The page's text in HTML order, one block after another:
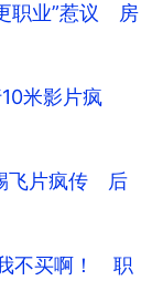
职业”惹议 房
米影片疯
飞片疯传 后
不买啊！ 职